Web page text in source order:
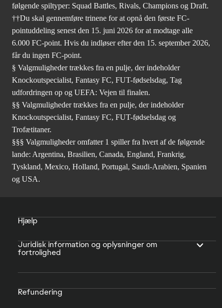
følgende spiltyper: Squad Battles, Rivals, Champions og Draft.
††Du skal gennemføre trinene for at opnå den første FC-
pointuddeling senest den 15. juni 2026 for at modtage alle
6.000 FC-point. Hvis du indløser efter den 15. september 2026,
får du ingen FC-point.
§ Valgmuligheder trækkes fra en pulje, der indeholder
Knockoutspecialist, Fantasy FC, FUT-fødselsdag, Tag
udfordringen op og UEFA: Vejen til finalen.
§§ Valgmuligheder trækkes fra en pulje, der indeholder
Knockoutspecialist, Fantasy FC, FUT-fødselsdag og
Trofætitaner.
§§§ Valgmuligheder omfatter 1 spiller fra hvert af de følgende
lande: Argentina, Brasilien, Canada, England, Frankrig,
Tyskland, Mexico, Holland, Portugal, Saudi-Arabien, Spanien
og USA.
Hjælp
Juridisk information og oplysninger om
fortrolighed
Refundering